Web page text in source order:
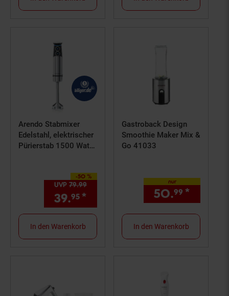
Arendo Stabmixer
Edelstahl, elektrischer
Pürierstab 1500 Watt,
Turbotaste, Rührstab
für Babynahrung,
Suppe, Smoothie
-50 %
Sie Sparen 50 Prozent,
UVP 79.99
39.95 * Aktueller Preis: 39,
In den Warenkorb
Gastroback Design
Smoothie Maker Mix &
Go 41033
nur
50.99 *
In den Warenkorb